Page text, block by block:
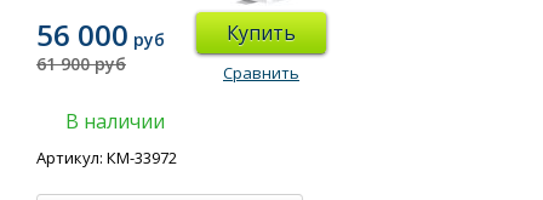
56 000 руб
61 900 руб
Купить
Сравнить
В наличии
Артикул: КМ-33972